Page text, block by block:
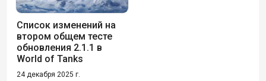
Список изменений на
втором общем тесте
обновления 2.1.1 в
World of Tanks
24 декабря 2025 г.